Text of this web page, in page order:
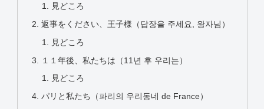
見どころ
返事をください、王子様（답장을 주세요, 왕자님）
見どころ
１１年後、私たちは（11년 후 우리는）
見どころ
パリと私たち（파리의 우리동네 de France）